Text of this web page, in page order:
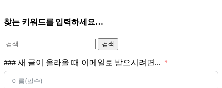
찾는 키워드를 입력하세요…
검
### 새 글이 올라올 때 이메일로 받으시려면...